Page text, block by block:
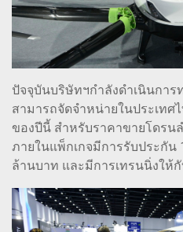
ปัจจุบันบริษัทฯกำลังดำเนินกา
สามารถจัดจำหน่ายในประเทศ
ของปีนี้ สำหรับราคาขายโดรน
ภายในแพ็กเกจมีการรับประกัน
ล้านบาท และมีการเทรนนิ่งให้